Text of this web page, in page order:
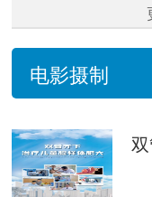
电影摄制